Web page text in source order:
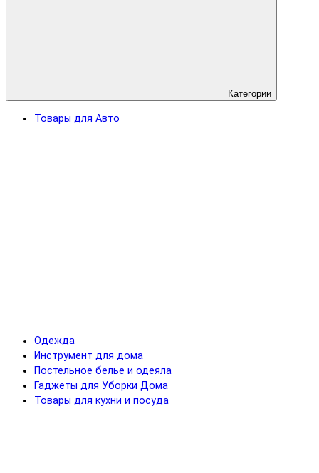
Категории
Товары для Авто
Одежда
Инструмент для дома
Постельное белье и одеяла
Гаджеты для Уборки Дома
Товары для кухни и посуда